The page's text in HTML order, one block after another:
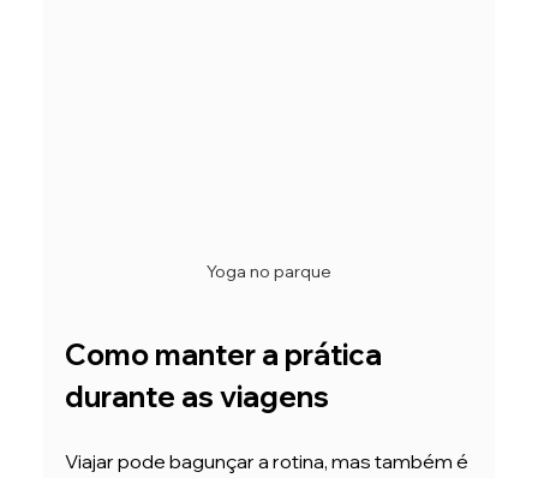
Yoga no parque
Como manter a prática
durante as viagens
Viajar pode bagunçar a rotina, mas também é